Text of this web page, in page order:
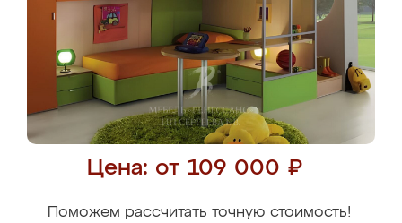
Цена: от 109 000 ₽
Поможем рассчитать точную стоимость!